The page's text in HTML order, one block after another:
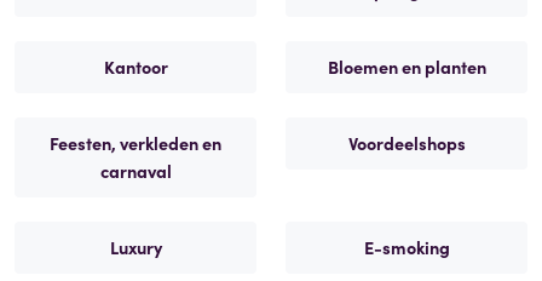
Kantoor Bloemen en planten
Feesten, verkleden en
carnaval
Voordeelshops
Luxury E-smoking